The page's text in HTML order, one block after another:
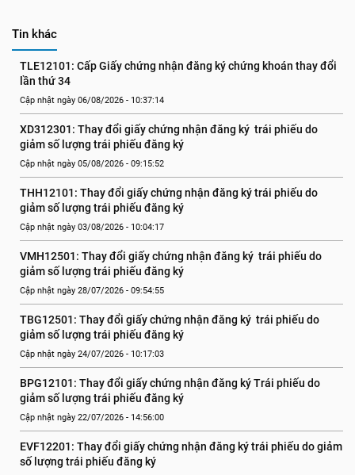
Tin khác
TLE12101: Cấp Giấy chứng nhận đăng ký chứng khoán thay đổi
lần thứ 34
Cập nhật ngày 06/08/2026 - 10:37:14
XD312301: Thay đổi giấy chứng nhận đăng ký  trái phiếu do
giảm số lượng trái phiếu đăng ký
Cập nhật ngày 05/08/2026 - 09:15:52
THH12101: Thay đổi giấy chứng nhận đăng ký trái phiếu do
giảm số lượng trái phiếu đăng ký
Cập nhật ngày 03/08/2026 - 10:04:17
VMH12501: Thay đổi giấy chứng nhận đăng ký  trái phiếu do
giảm số lượng trái phiếu đăng ký
Cập nhật ngày 28/07/2026 - 09:54:55
TBG12501: Thay đổi giấy chứng nhận đăng ký  trái phiếu do
giảm số lượng trái phiếu đăng ký
Cập nhật ngày 24/07/2026 - 10:17:03
BPG12101: Thay đổi giấy chứng nhận đăng ký Trái phiếu do
giảm số lượng trái phiếu đăng ký
Cập nhật ngày 22/07/2026 - 14:56:00
EVF12201: Thay đổi giấy chứng nhận đăng ký trái phiếu do giảm
số lượng trái phiếu đăng ký